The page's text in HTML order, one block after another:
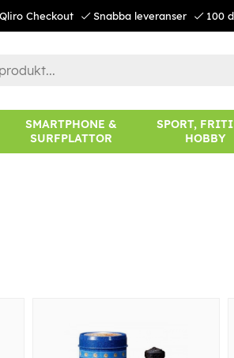
Checkout Snabba leveranser 100
SMARTPHONE &
SURFPLATTOR
SPORT,
HOBBY